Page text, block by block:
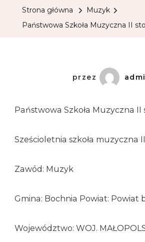
Strona główna
Muzyk
Państwowa Szkoła Muzyczna II
przez
Państwowa Szkoła Muzyczna II
Sześcioletnia szkoła muzyczna
Zawód: Muzyk
Gmina: Bochnia Powiat: Powiat
Województwo: WOJ.